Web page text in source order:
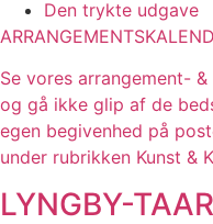
Den trykte udgave
Se vores arrangement-
og gå ikke glip af de
egen begivenhed på
under rubrikken Kunst &
LYNGBY-